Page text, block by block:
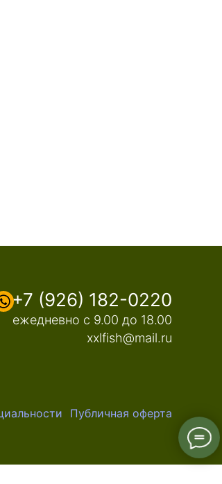
+7 (926) 182-0220
xxlfish@mail.ru
ежедневно с 9.00 до 18.00
Публичная оферта